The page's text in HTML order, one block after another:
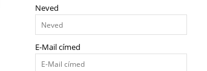
Neved
E-Mail címed